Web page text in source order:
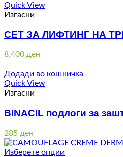
Quick View
Изгасни
СЕТ ЗА ЛИФТИНГ НА
8.400 ден
Додади во кошничка
Quick View
Изгасни
BINACIL подлоги за
285 ден
Изберете опции